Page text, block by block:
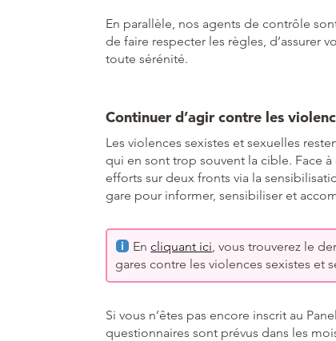
En parallèle, nos agents de contrôle
de faire respecter les règles, d’assurer
toute sérénité.
Continuer d’agir contre les
Les violences sexistes et sexuelles
qui en sont trop souvent la cible. Face
efforts sur deux fronts via la
gare pour informer, sensibiliser et
Encliquant ici, vous trouverez le
gares contre les violences sexistes et
Si vous n’êtes pas encore inscrit au
questionnaires sont prévus dans les